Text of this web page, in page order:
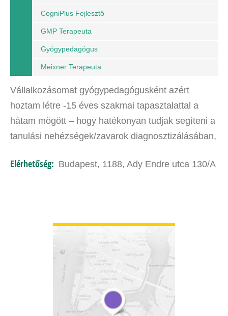
CogniPlus Fejlesztő
GMP Terapeuta
Gyógypedagógus
Meixner Terapeuta
Vállalkozásomat gyógypedagógusként azért
hoztam létre -15 éves szakmai tapasztalattal a
hátam mögött – hogy hatékonyan tudjak segíteni a
tanulási nehézségek/zavarok diagnosztizálásában,
Elérhetőség: Budapest, 1188, Ady Endre utca 130/A